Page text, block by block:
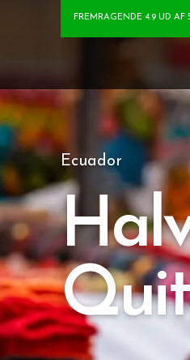
FREMRAGENDE 4.9 UD AF
Ecuador